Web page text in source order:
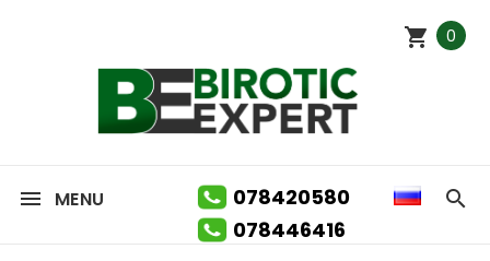
0
MENU
078420580
078446416